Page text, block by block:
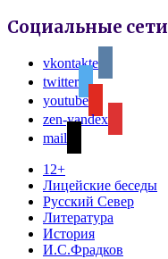
Социальные сети
vkontakte
twitter
youtube
zen-yandex
mail
12+
Лицейские беседы
Русский Север
Литература
История
И.С.Фрадков